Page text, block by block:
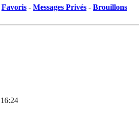
Favoris - Messages Privés - Brouillons